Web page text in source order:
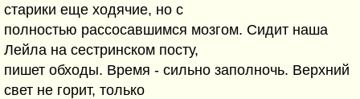
старики еще ходячие, но с
полностью рассосавшимся мозгом. Сидит наша
Лейла на сестринском посту,
пишет обходы. Время - сильно заполночь. Верхний
свет не горит, только